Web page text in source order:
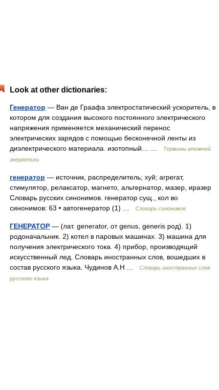
Look at other dictionaries:
Генератор — Ван де Граафа электростатический ускоритель, в
котором для создания высокого постоянного электрического
напряжения применяется механический перенос
электрических зарядов с помощью бесконечной ленты из
диэлектрического материала. изотопный… …
Термины атомной
энергетики
генератор — источник, распределитель; хуй; агрегат,
стимулятор, релаксатор, магнето, альтернатор, мазер, иразер
Словарь русских синонимов. генератор сущ., кол во
синонимов: 63 • автогенератор (1) …
Словарь синонимов
ГЕНЕРАТОР — (лат. generator, от genus, generis род). 1)
родоначальник. 2) котел в паровых машинах. 3) машина для
получения электрического тока. 4) прибор, производящий
искусственный лед. Словарь иностранных слов, вошедших в
состав русского языка. Чудинов А.Н …
Словарь иностранных слов
русского языка